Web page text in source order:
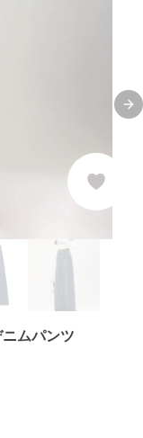
ムパンツ